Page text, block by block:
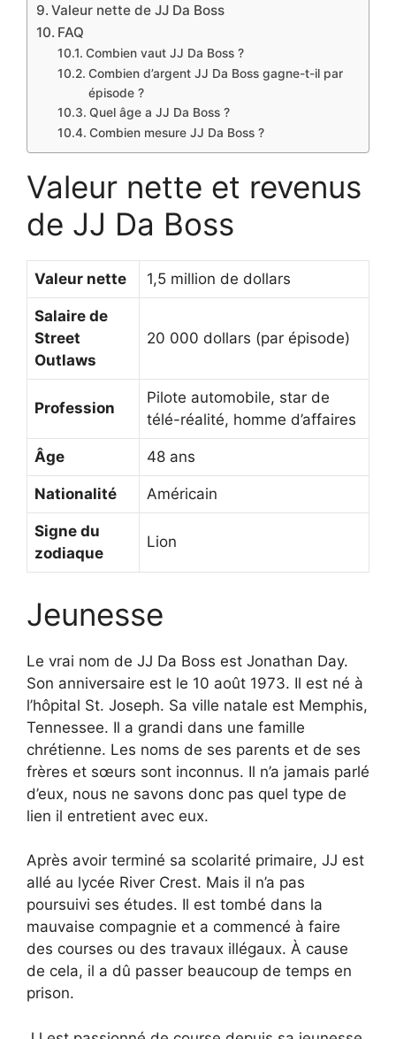
Valeur nette de JJ Da Boss
FAQ
Combien vaut JJ Da Boss ?
Combien d’argent JJ Da Boss gagne-t-il par
épisode ?
Quel âge a JJ Da Boss ?
Combien mesure JJ Da Boss ?
Valeur nette et revenus
de JJ Da Boss
Valeur nette 1,5 million de dollars
Salaire de
Street
Outlaws
20 000 dollars (par épisode)
Profession
Pilote automobile, star de
télé-réalité, homme d’affaires
Âge 48 ans
Nationalité Américain
Signe du
zodiaque
Lion
Jeunesse
Le vrai nom de JJ Da Boss est Jonathan Day.
Son anniversaire est le 10 août 1973. Il est né à
l’hôpital St. Joseph. Sa ville natale est Memphis,
Tennessee. Il a grandi dans une famille
chrétienne. Les noms de ses parents et de ses
frères et sœurs sont inconnus. Il n’a jamais parlé
d’eux, nous ne savons donc pas quel type de
lien il entretient avec eux.
Après avoir terminé sa scolarité primaire, JJ est
allé au lycée River Crest. Mais il n’a pas
poursuivi ses études. Il est tombé dans la
mauvaise compagnie et a commencé à faire
des courses ou des travaux illégaux. À cause
de cela, il a dû passer beaucoup de temps en
prison.